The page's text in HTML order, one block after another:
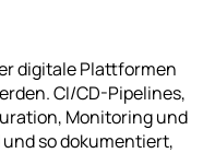
digitale Plattformen
CI/CD-Pipelines,
Monitoring und
so dokumentiert,